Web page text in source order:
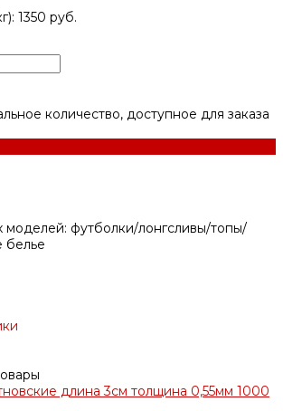
1350 руб.
количество, доступное для заказа
моделей: футболки/лонгсливы/топы/
белье